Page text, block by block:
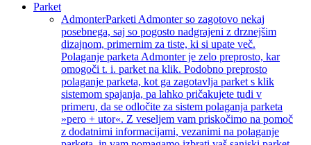
Parket
AdmonterParketi Admonter so zagotovo nekaj
posebnega, saj so pogosto nadgrajeni z drznejšim
dizajnom, primernim za tiste, ki si upate več.
Polaganje parketa Admonter je zelo preprosto, kar
omogoči t. i. parket na klik. Podobno preprosto
polaganje parketa, kot ga zagotavlja parket s klik
sistemom spajanja, pa lahko pričakujete tudi v
primeru, da se odločite za sistem polaganja parketa
»pero + utor«. Z veseljem vam priskočimo na pomoč
z dodatnimi informacijami, vezanimi na polaganje